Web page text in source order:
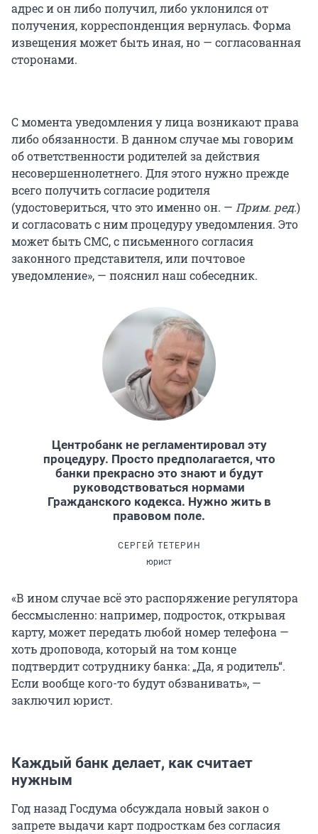
адрес и он либо получил, либо уклонился от
получения, корреспонденция вернулась. Форма
извещения может быть иная, но — согласованная
сторонами.
С момента уведомления у лица возникают права
либо обязанности. В данном случае мы говорим
об ответственности родителей за действия
несовершеннолетнего. Для этого нужно прежде
всего получить согласие родителя
(удостовериться, что это именно он. — Прим. ред.)
и согласовать с ним процедуру уведомления. Это
может быть СМС, с письменного согласия
законного представителя, или почтовое
уведомление», — пояснил наш собеседник.
Центробанк не регламентировал эту
процедуру. Просто предполагается, что
банки прекрасно это знают и будут
руководствоваться нормами
Гражданского кодекса. Нужно жить в
правовом поле.
СЕРГЕЙ ТЕТЕРИН
юрист
«В ином случае всё это распоряжение регулятора
бессмысленно: например, подросток, открывая
карту, может передать любой номер телефона —
хоть дроповода, который на том конце
подтвердит сотруднику банка: „Да, я родитель“.
Если вообще кого-то будут обзванивать», —
заключил юрист.
Каждый банк делает, как считает
нужным
Год назад Госдума обсуждала новый закон о
запрете выдачи карт подросткам без согласия